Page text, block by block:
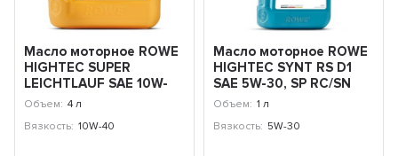
Масло моторное ROWE
HIGHTEC SUPER
LEICHTLAUF SAE 10W-
40 HC-O, A3/B4
Объем: 4 л
Вязкость: 10W-40
Масло моторное ROWE
HIGHTEC SYNT RS D1
SAE 5W-30, SP RC/SN
PLUS RC,ILSAC GF-5...
Объем: 1 л
Вязкость: 5W-30